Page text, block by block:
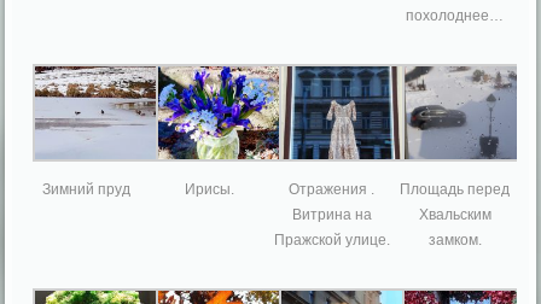
похолоднее…
Зимний пруд Ирисы.
Отражения .
Витрина на
Пражской улице.
Площадь перед
Хвальским
замком.